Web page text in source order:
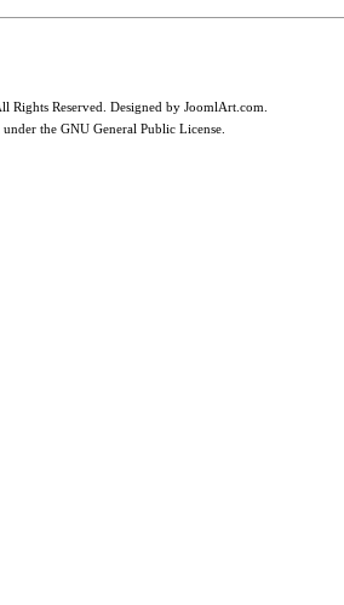
Rights Reserved. Designed by JoomlArt.com
under the GNU General Public License.